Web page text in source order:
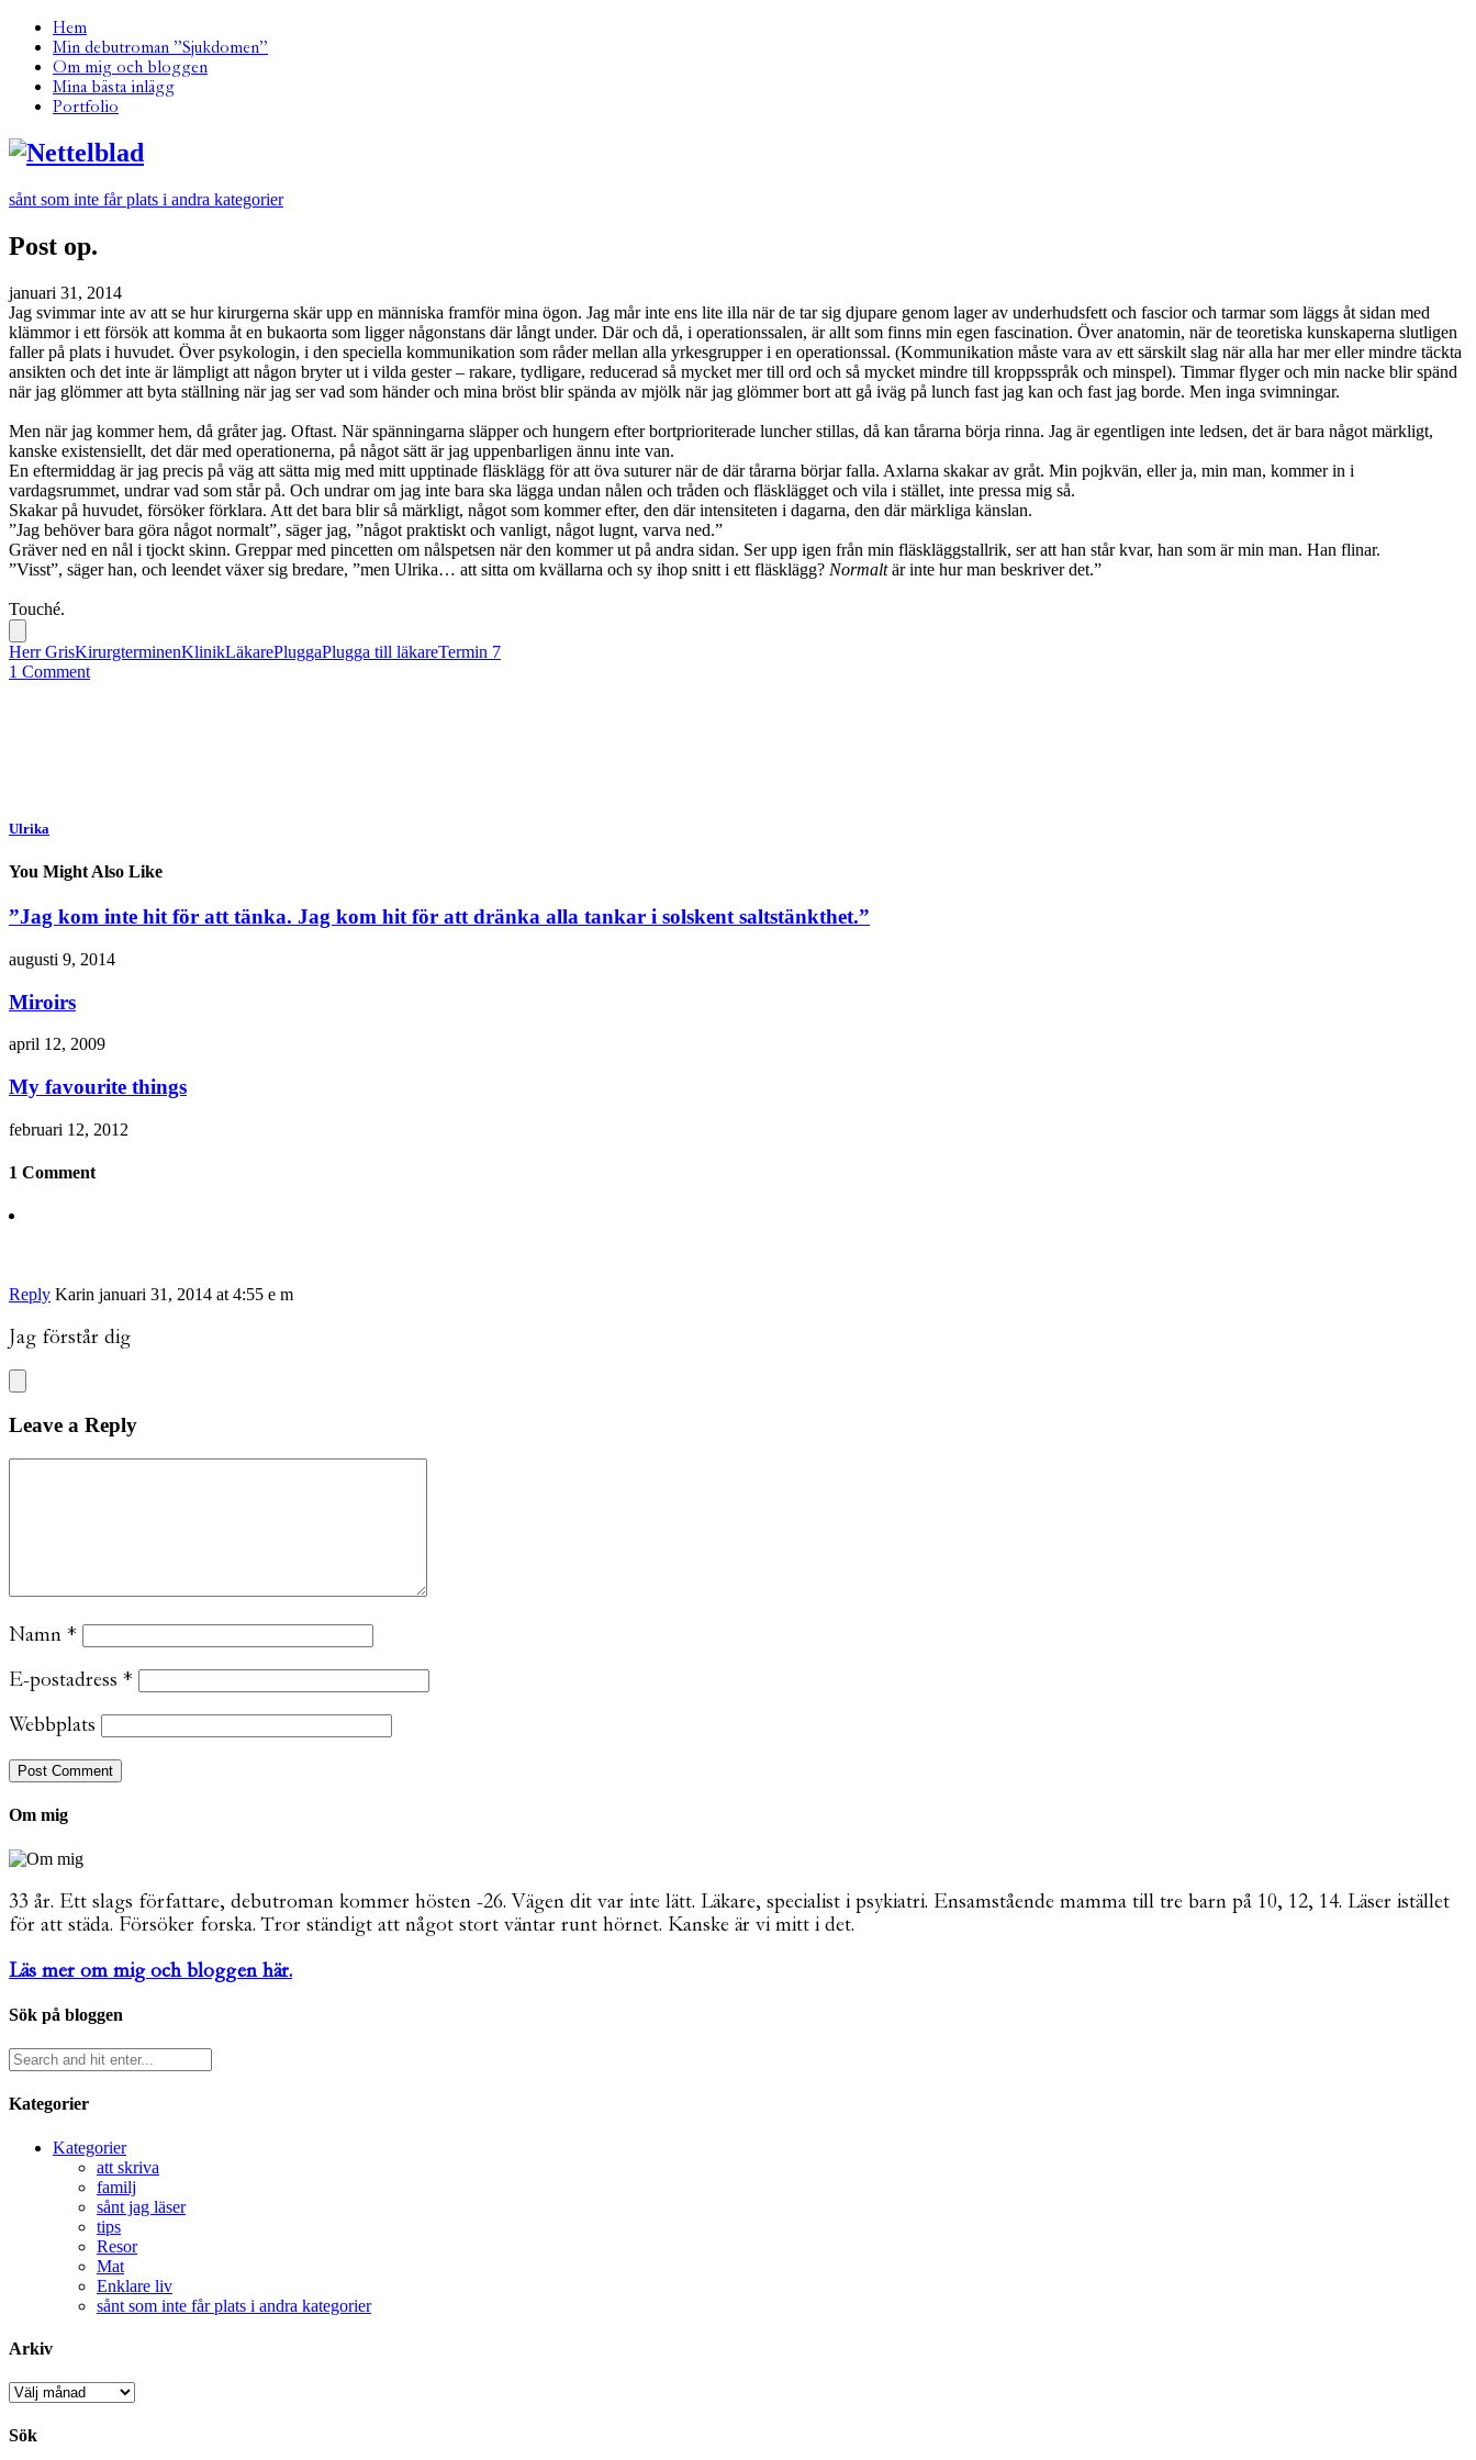
Hem
Min debutroman ”Sjukdomen”
Om mig och bloggen
Mina bästa inlägg
Portfolio
sånt som inte får plats i andra kategorier
Post op.
januari 31, 2014
Jag svimmar inte av att se hur kirurgerna skär upp en människa framför mina ögon. Jag mår inte ens lite illa när de tar sig djupare genom lager av underhudsfett och fascior och tarmar som läggs åt sidan med
klämmor i ett försök att komma åt en bukaorta som ligger någonstans där långt under. Där och då, i operationssalen, är allt som finns min egen fascination. Över anatomin, när de teoretiska kunskaperna slutligen
faller på plats i huvudet. Över psykologin, i den speciella kommunikation som råder mellan alla yrkesgrupper i en operationssal. (Kommunikation måste vara av ett särskilt slag när alla har mer eller mindre täckta
ansikten och det inte är lämpligt att någon bryter ut i vilda gester – rakare, tydligare, reducerad så mycket mer till ord och så mycket mindre till kroppsspråk och minspel). Timmar flyger och min nacke blir spänd
när jag glömmer att byta ställning när jag ser vad som händer och mina bröst blir spända av mjölk när jag glömmer bort att gå iväg på lunch fast jag kan och fast jag borde. Men inga svimningar.
Men när jag kommer hem, då gråter jag. Oftast. När spänningarna släpper och hungern efter bortprioriterade luncher stillas, då kan tårarna börja rinna. Jag är egentligen inte ledsen, det är bara något märkligt,
kanske existensiellt, det där med operationerna, på något sätt är jag uppenbarligen ännu inte van.
En eftermiddag är jag precis på väg att sätta mig med mitt upptinade fläsklägg för att öva suturer när de där tårarna börjar falla. Axlarna skakar av gråt. Min pojkvän, eller ja, min man, kommer in i
vardagsrummet, undrar vad som står på. Och undrar om jag inte bara ska lägga undan nålen och tråden och fläsklägget och vila i stället, inte pressa mig så.
Skakar på huvudet, försöker förklara. Att det bara blir så märkligt, något som kommer efter, den där intensiteten i dagarna, den där märkliga känslan.
”Jag behöver bara göra något normalt”, säger jag, ”något praktiskt och vanligt, något lugnt, varva ned.”
Gräver ned en nål i tjockt skinn. Greppar med pincetten om nålspetsen när den kommer ut på andra sidan. Ser upp igen från min fläskläggstallrik, ser att han står kvar, han som är min man. Han flinar.
”Visst”, säger han, och leendet växer sig bredare, ”men Ulrika… att sitta om kvällarna och sy ihop snitt i ett fläsklägg? Normaltär inte hur man beskriver det.”
Touché.
Herr GrisKirurgterminenKlinikLäkarePluggaPlugga till läkareTermin 7
1 Comment
Ulrika
You Might Also Like
”Jag kom inte hit för att tänka. Jag kom hit för att dränka alla tankar i solskent saltstänkthet.”
augusti 9, 2014
Miroirs
april 12, 2009
My favourite things
februari 12, 2012
1 Comment
Reply Karin januari 31, 2014 at 4:55 e m
Jag förstår dig
Leave a Reply
Namn *
E-postadress *
Webbplats
Om mig
33 år. Ett slags författare, debutroman kommer hösten -26. Vägen dit var inte lätt. Läkare, specialist i psykiatri. Ensamstående mamma till tre barn på 10, 12, 14. Läser istället
för att städa. Försöker forska. Tror ständigt att något stort väntar runt hörnet. Kanske är vi mitt i det.
Läs mer om mig och bloggen här.
Sök på bloggen
Kategorier
Kategorier
att skriva
familj
sånt jag läser
tips
Resor
Mat
Enklare liv
sånt som inte får plats i andra kategorier
Arkiv
Arkiv
Sök